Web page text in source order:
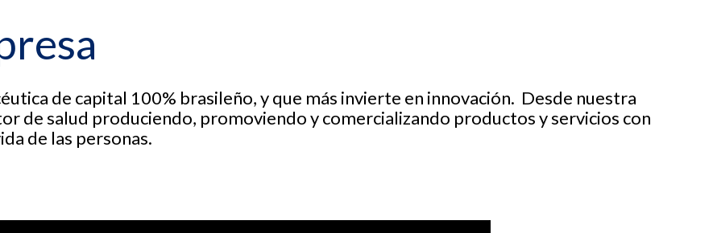
de capital 100% brasileño, y que más invierte en innovación. Desde nuestra
de salud produciendo, promoviendo y comercializando productos y servicios con
de las personas.